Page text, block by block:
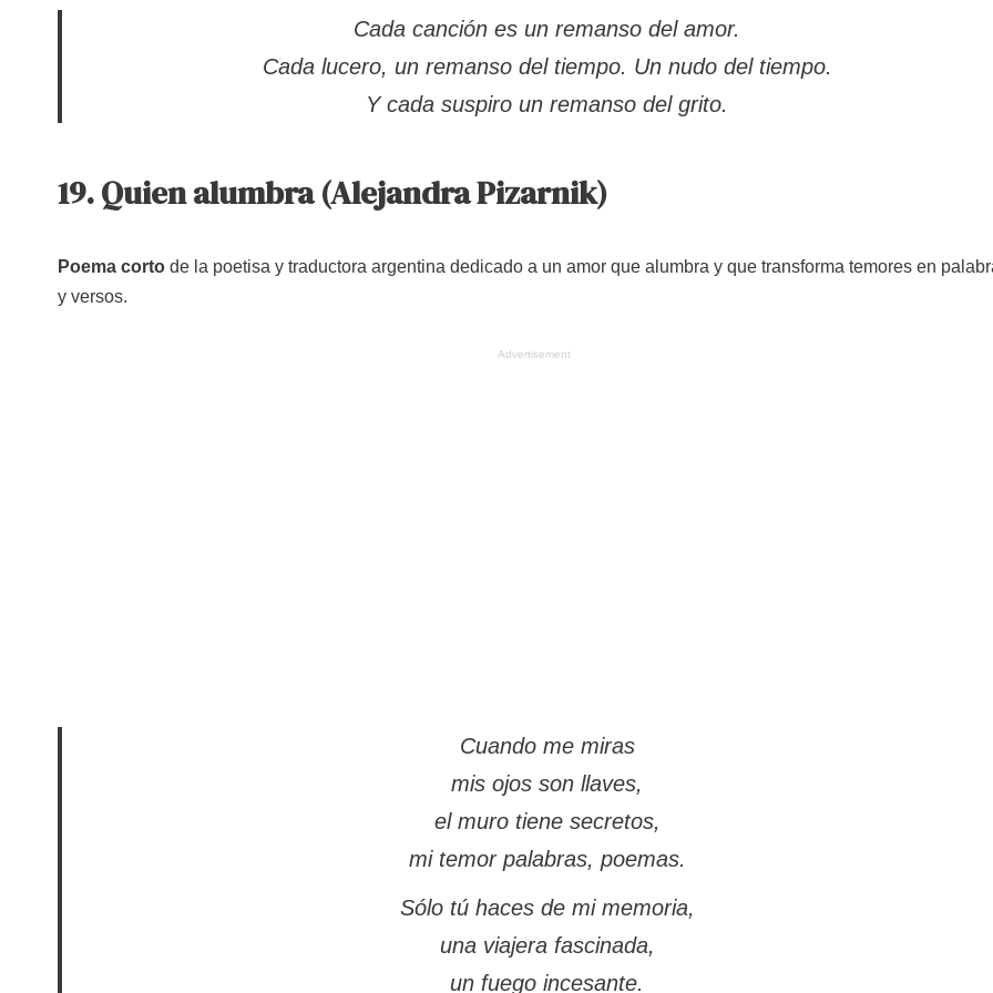
Cada canción es un remanso del amor.
Cada lucero, un remanso del tiempo. Un nudo del tiempo.
Y cada suspiro un remanso del grito.
19. Quien alumbra (Alejandra Pizarnik)
Poema corto de la poetisa y traductora argentina dedicado a un amor que alumbra y que transforma temores en
y versos.
Advertisement
Cuando me miras
mis ojos son llaves,
el muro tiene secretos,
mi temor palabras, poemas.
Sólo tú haces de mi memoria,
una viajera fascinada,
un fuego incesante.